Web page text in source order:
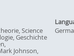
Science
Geschichte
Johnson,